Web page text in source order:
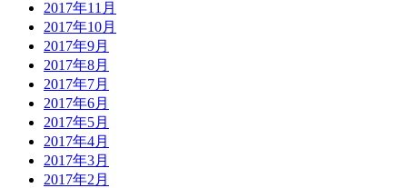
2017年11月
2017年10月
2017年9月
2017年8月
2017年7月
2017年6月
2017年5月
2017年4月
2017年3月
2017年2月